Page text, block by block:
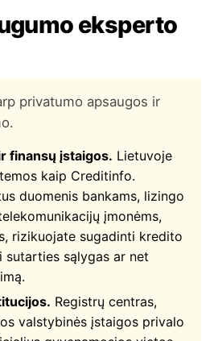
eksperto
privatumo apsaugos ir
finansų įstaigos. Lietuvoje
kaip Creditinfo.
duomenis bankams, lizingo
įmonėms,
rizikuojate sugadinti kredito
sutarties sąlygas ar net
Registrų centras,
valstybinės įstaigos privalo